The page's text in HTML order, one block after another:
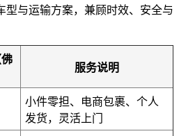
型与运输方案，兼顾时效、安全与
服务说明
小件零担、电商包裹、个人
发货，灵活上门